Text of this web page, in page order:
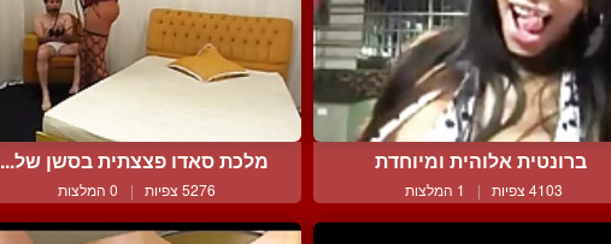
ברונטית אלוהית ומיוחדת
4103 צפיות | 1 המלצות
מלכת סאדו פצצתית בסשן של...
5276 צפיות | 0 המלצות